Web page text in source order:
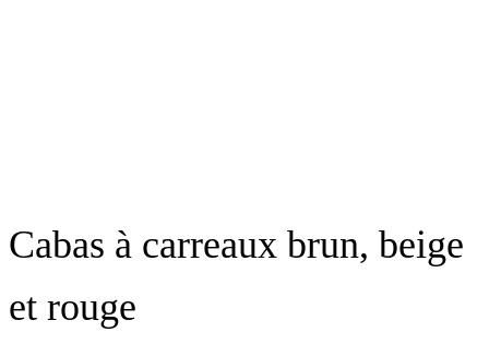
Cabas à carreaux brun, beige
et rouge